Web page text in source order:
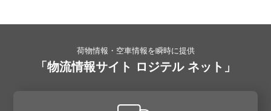
荷物情報・空車情報を瞬時に提供
「物流情報サイト ロジテル ネット」